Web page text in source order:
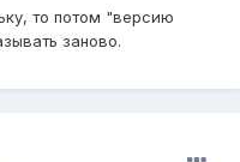
то потом "версию
заново.